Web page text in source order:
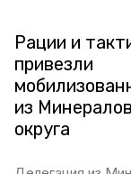
Рации и
привезли
из
округа